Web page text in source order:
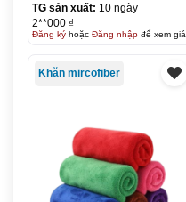
TG sản xuất: 10 ngày
2**000 ₫
Đăng kýhoặc Đăng nhậpđể xem giá
Khăn mircofiber